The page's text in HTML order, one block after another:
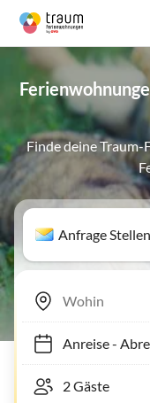
Finde deine Traum-
Anfrage Stellen
Anreise-